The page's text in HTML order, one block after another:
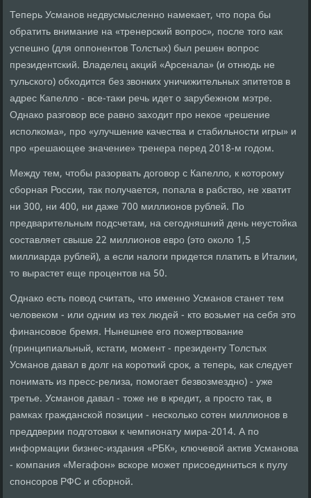
Теперь Усманов недвусмысленно намекает, что пора бы
обратить внимание на «тренерский вопрос», после того как
успешно (для оппонентов Толстых) был решен вопрос
президентский. Владелец акций «Арсенала» (и отнюдь не
тульского) обходится без звонких уничижительных эпитетов в
адрес Капелло - все-таки речь идет о зарубежном мэтре.
Однако разговор все равно заходит про некое «решение
исполкома», про «улучшение качества и стабильности игры» и
про «решающее значение» тренера перед 2018-м годом.
Между тем, чтобы разорвать договор с Капелло, к которому
сборная России, так получается, попала в рабство, не хватит
ни 300, ни 400, ни даже 700 миллионов рублей. По
предварительным подсчетам, на сегодняшний день неустойка
составляет свыше 22 миллионов евро (это около 1,5
миллиарда рублей), а если налоги придется платить в Италии,
то вырастет еще процентов на 50.
Однако есть повод считать, что именно Усманов станет тем
человеком - или одним из тех людей - кто возьмет на себя это
финансовое бремя. Нынешнее его пожертвование
(принципиальный, кстати, момент - президенту Толстых
Усманов давал в долг на короткий срок, а теперь, как следует
понимать из пресс-релиза, помогает безвозмездно) - уже
третье. Усманов давал - тоже не в кредит, а просто так, в
рамках гражданской позиции - несколько сотен миллионов в
преддверии подготовки к чемпионату мира-2014. А по
информации бизнес-издания «РБК», ключевой актив Усманова
- компания «Мегафон» вскоре может присоединиться к пулу
спонсоров РФС и сборной.